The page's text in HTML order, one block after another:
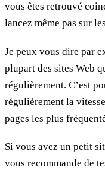
vous êtes retrouvé
lancez même pas sur
Je peux vous dire par
plupart des sites Web
régulièrement. C’est
régulièrement la
pages les plus
Si vous avez un petit
vous recommande de